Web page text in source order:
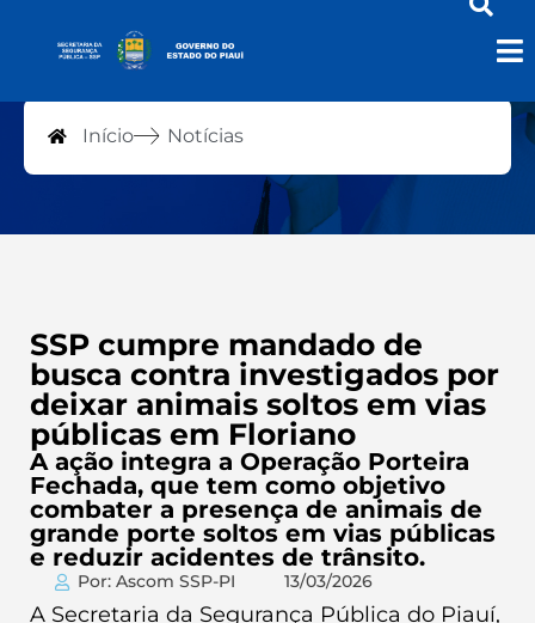
Notícias
Início Notícias
SSP cumpre mandado de
busca contra investigados por
deixar animais soltos em vias
públicas em Floriano
A ação integra a Operação Porteira
Fechada, que tem como objetivo
combater a presença de animais de
grande porte soltos em vias públicas
e reduzir acidentes de trânsito.
Por: Ascom SSP-PI 13/03/2026
A Secretaria da Segurança Pública do Piauí,